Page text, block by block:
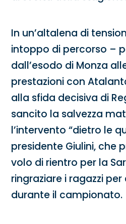
In un’altalena di
intoppo di percorso –
dall’esodo di Monza
prestazioni con
alla sfida decisiva di
sancito la salvezza
l’intervento “dietro le
presidente Giulini, che
volo di rientro per la
ringraziare i ragazzi
durante il campionato.